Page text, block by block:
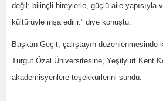
değil; bilinçli bireylerle, güçlü aile yapısıyla
kültürüyle inşa edilir.” diye konuştu.
Başkan Geçit, çalıştayın düzenlenmesinde
Turgut Özal Üniversitesine, Yeşilyurt Kent
akademisyenlere teşekkürlerini sundu.